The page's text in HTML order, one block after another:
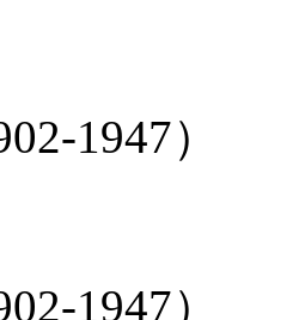
1947）
1947）